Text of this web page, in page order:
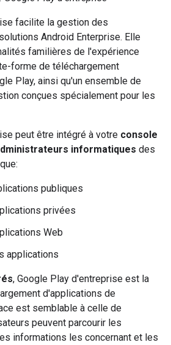
facilite la gestion des
Android Enterprise. Elle
familières de l'expérience
forme de téléchargement
Play, ainsi qu'un ensemble de
conçues spécialement pour les
peut être intégré à votre console
informatiques des
publiques
privées
Web
applications
, Google Play d'entreprise est la
d'applications de
est semblable à celle de
peuvent parcourir les
informations les concernant et les